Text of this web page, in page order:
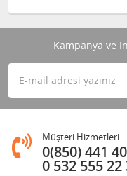
Kampanya ve
Müşteri Hizmetleri
0(850) 441
0 532 555 22